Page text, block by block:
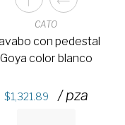
CATO
con pedestal
Goya color blanco
1,321.89 / pza